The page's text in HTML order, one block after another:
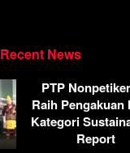
Recent News
PTP
Raih Pengakuan
Kategori
Report